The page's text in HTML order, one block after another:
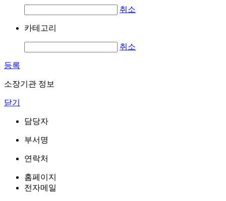
취소
카테고리
취소
등록
소장기관 정보
닫기
담당자
부서명
연락처
홈페이지
전자메일